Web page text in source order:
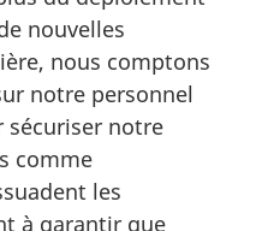
nouvelles
nous comptons
notre personnel
sécuriser notre
comme
les
à garantir que